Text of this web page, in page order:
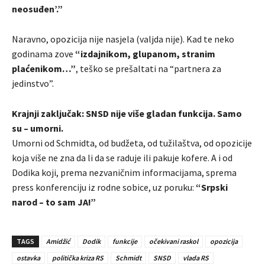
neosuđen’.”
Naravno, opozicija nije nasjela (valjda nije). Kad te neko
godinama zove “izdajnikom, glupanom, stranim
plaćenikom…”, teško se prešaltati na “partnera za
jedinstvo”.
Krajnji zaključak: SNSD nije više gladan funkcija. Samo
su – umorni.
Umorni od Schmidta, od budžeta, od tužilaštva, od opozicije
koja više ne zna da li da se raduje ili pakuje kofere. A i od
Dodika koji, prema nezvaničnim informacijama, sprema
press konferenciju iz rodne sobice, uz poruku: “Srpski
narod – to sam JA!”
TAGS Amidžić Dodik funkcije očekivani raskol
opozicija
ostavka
politička kriza RS Schmidt SNSD vlada RS